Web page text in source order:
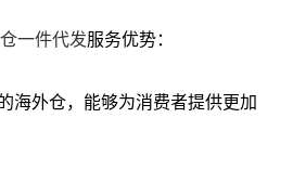
一件代发服务优势：
海外仓，能够为消费者提供更加